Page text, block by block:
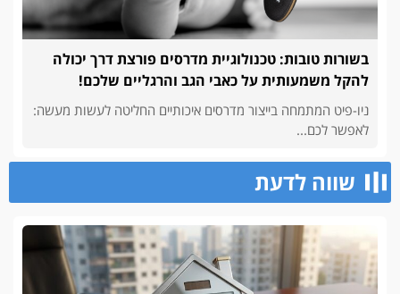
בשורות טובות: טכנולוגיית מדרסים פורצת דרך יכולה
להקל משמעותית על כאבי הגב והרגליים שלכם!
ניו-פיט המתמחה בייצור מדרסים איכותיים החליטה לעשות מעשה:
לאפשר לכם...
שווה לדעת